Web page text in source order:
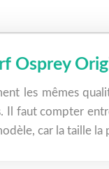
Osprey
les mêmes
faut compter
car la taille la